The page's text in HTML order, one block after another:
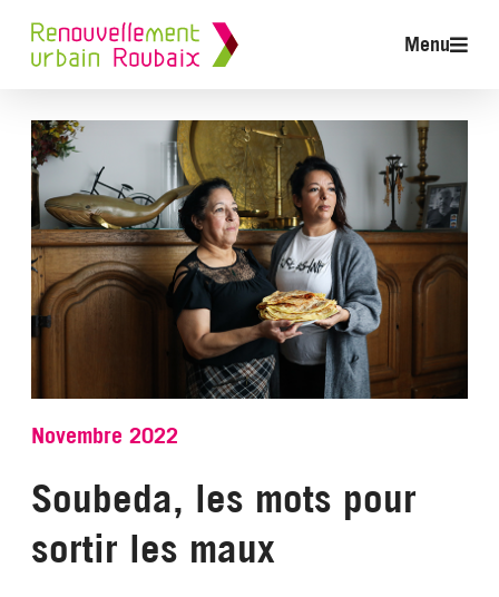
Menu
Novembre 2022
Soubeda, les mots pour
sortir les maux